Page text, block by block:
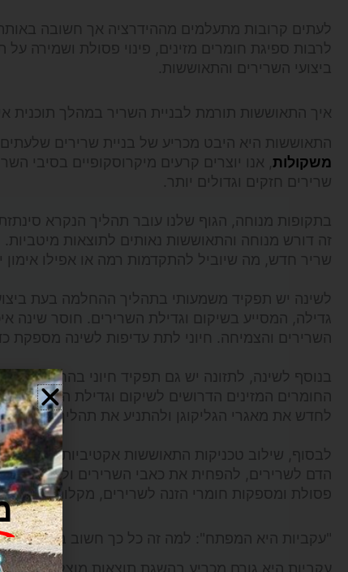
לעתים קרובות מתעלמים מההידרציה אך חשובה באותה
לרבות ספיגת חומרים מזינים, פינוי פסולת ושמירה
ביצועי השרירים והתאוששות.
איך התאוששות תורמת לבניית השריר במהלך תוכנית
התאוששות היא היבט מכריע של בניית שרירים
משקולות , אנו יוצרים קרעים מיקרוסקופיים בסיבי
שרירים חזקים וגדולים יותר.
בתקופות מנוחה, הגוף שלנו עובר תהליך הנקרא
זה דורש מנוחה והתאוששות נאותים לתוצאות
שריר חדש, מה שיוביל להתקדמות רמה או אפילו אימון
לשינה יש תפקיד משמעותי בתהליך ההחלמה בעת
גדילה, המסייע בשיקום וגדילת השרירים. חוסר שינה
השרירים והצמיחה. חיוני לתת עדיפות לשינה מספקת
בנוסף לשינה, לתזונה יש גם תפקיד חיוני בהחלמה.
החומרים המזינים הדרושים לשיקום וגדילת השרירים.
לחדש את מאגרי הגליקוגן ולהתניע את תהליך
לבסוף, שילוב טכניקות התאוששות אקטיביות כגון
הדם לשרירים, להפחית את כאבי השרירים ולקדם
פסולת ומספקות חומרי הזנה לשרירים, מקלות על
"עקביות היא המפתח": למה זה כל כך חשוב בבניית
עקביות היא גורם מכריע בהשגת תוצאות מוצלחות של